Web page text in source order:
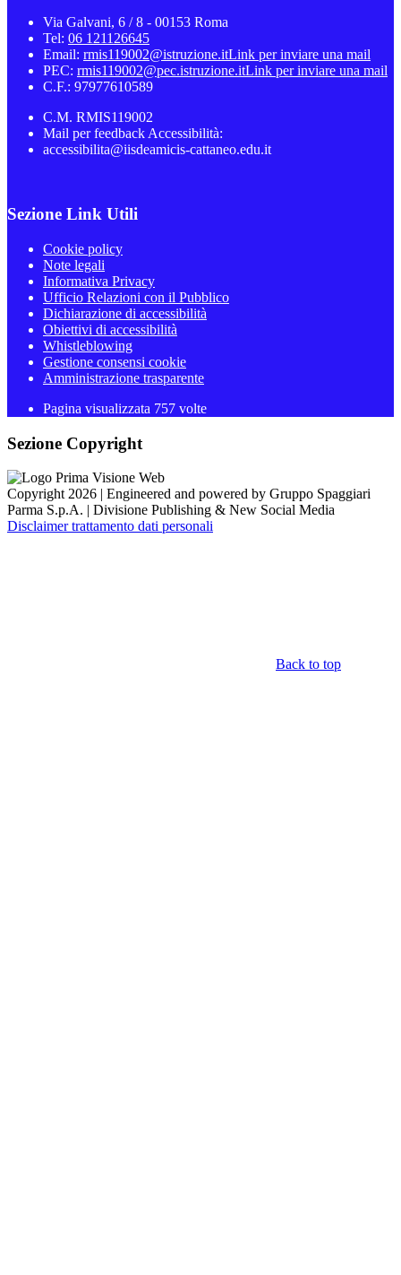
Via Galvani, 6 / 8 - 00153 Roma
Tel: 06 121126645
Email: rmis119002@istruzione.itLink per inviare una mail
PEC: rmis119002@pec.istruzione.itLink per inviare una mail
C.F.: 97977610589
C.M. RMIS119002
Mail per feedback Accessibilità:
accessibilita@iisdeamicis-cattaneo.edu.it
Sezione Link Utili
Cookie policy
Note legali
Informativa Privacy
Ufficio Relazioni con il Pubblico
Dichiarazione di accessibilità
Obiettivi di accessibilità
Whistleblowing
Gestione consensi cookie
Amministrazione trasparente
Pagina visualizzata 757 volte
Sezione Copyright
Copyright 2026 | Engineered and powered by Gruppo Spaggiari
Parma S.p.A. | Divisione Publishing & New Social Media
Disclaimer trattamento dati personali
Back to top